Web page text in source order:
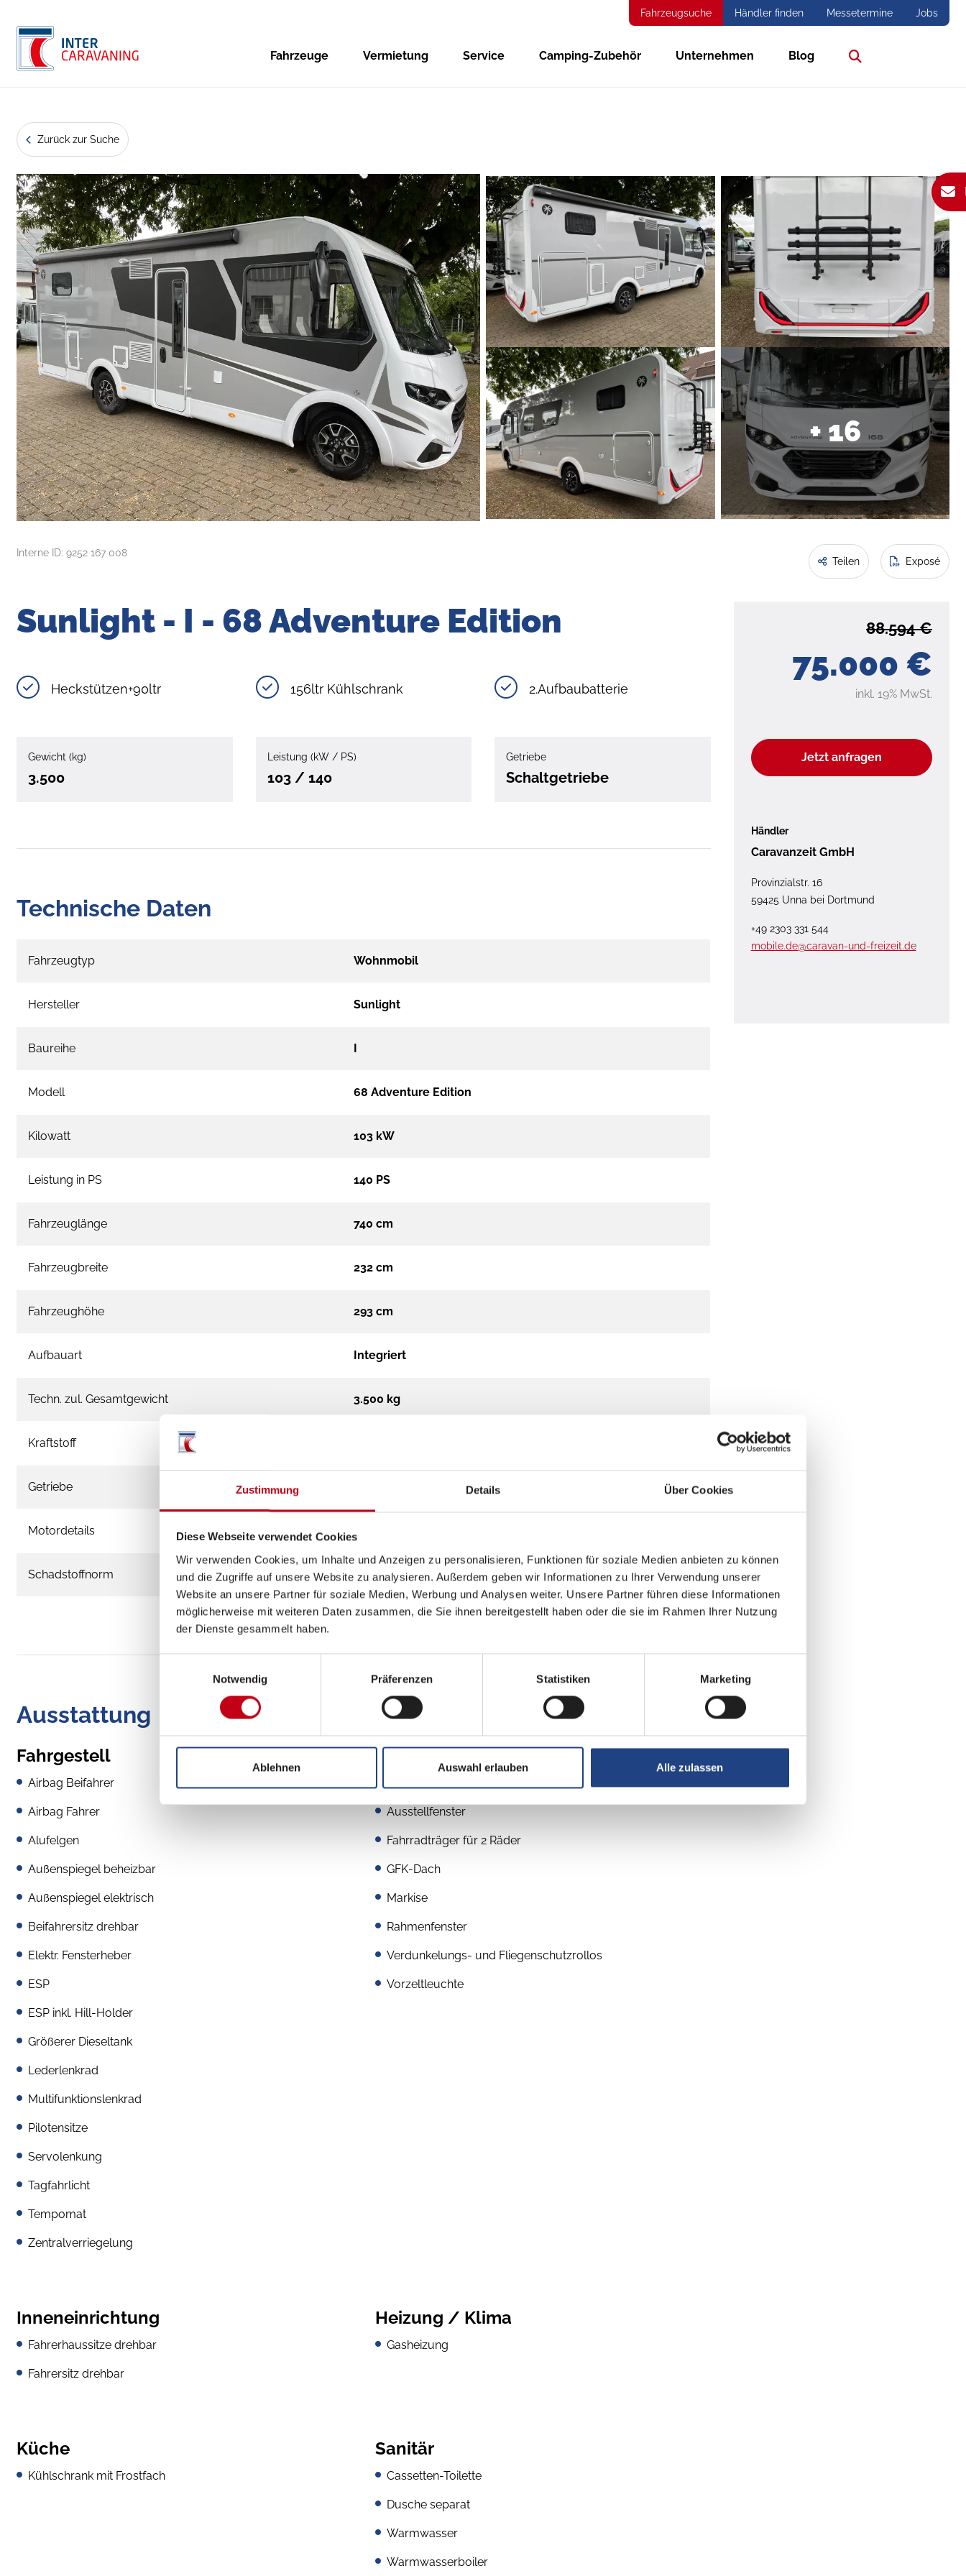
Zustimmung Details Über Cookies
Diese Webseite verwendet Cookies
Wir verwenden Cookies, um Inhalte und Anzeigen zu personalisieren, Funktionen für soziale Medien anbieten zu können
und die Zugriffe auf unsere Website zu analysieren. Außerdem geben wir Informationen zu Ihrer Verwendung unserer
Website an unsere Partner für soziale Medien, Werbung und Analysen weiter. Unsere Partner führen diese Informationen
möglicherweise mit weiteren Daten zusammen, die Sie ihnen bereitgestellt haben oder die sie im Rahmen Ihrer Nutzung
der Dienste gesammelt haben.
Notwendig
Präferenzen Statistiken Marketing
Ablehnen Auswahl erlauben Alle zulassen
Fahrzeugsuche Händler finden Messetermine Jobs
Fahrzeuge Vermietung Service Camping-Zubehör Unternehmen Blog
Zurück zur Suche
+ 16
Interne ID: 9252 167 008
Teilen Exposé
75.000 €
88.594 €
inkl. 19% MwSt.
Jetzt anfragen
Händler
Caravanzeit GmbH
Provinzialstr. 16
59425 Unna bei Dortmund
+49 2303 331 544
mobile.de@caravan-und-freizeit.de
Sunlight - I - 68 Adventure Edition
Heckstützen+90ltr 156ltr Kühlschrank 2.Aufbaubatterie
Gewicht (kg)
3.500
Leistung (kW / PS)
103 / 140
Getriebe
Schaltgetriebe
Technische Daten
Fahrzeugtyp Wohnmobil
Hersteller Sunlight
Baureihe I
Modell 68 Adventure Edition
Kilowatt 103 kW
Leistung in PS 140 PS
Fahrzeuglänge 740 cm
Fahrzeugbreite 232 cm
Fahrzeughöhe 293 cm
Aufbauart Integriert
Techn. zul. Gesamtgewicht 3.500 kg
Kraftstoff
Getriebe
Motordetails
Schadstoffnorm Euro 6e
Ausstattung
Fahrgestell
Airbag Beifahrer
Airbag Fahrer
Alufelgen
Außenspiegel beheizbar
Außenspiegel elektrisch
Beifahrersitz drehbar
Elektr. Fensterheber
ESP
ESP inkl. Hill-Holder
Größerer Dieseltank
Lederlenkrad
Multifunktionslenkrad
Pilotensitze
Servolenkung
Tagfahrlicht
Tempomat
Zentralverriegelung
Aufbau
Ausstellfenster
Fahrradträger für 2 Räder
GFK-Dach
Markise
Rahmenfenster
Verdunkelungs- und Fliegenschutzrollos
Vorzeltleuchte
Inneneinrichtung
Fahrerhaussitze drehbar
Fahrersitz drehbar
Heizung / Klima
Gasheizung
Küche
Kühlschrank mit Frostfach
Sanitär
Cassetten-Toilette
Dusche separat
Warmwasser
Warmwasserboiler